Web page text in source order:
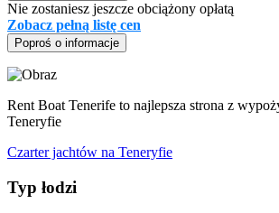
Nie zostaniesz jeszcze obciążony opłatą
Zobacz pełną listę cen
Poproś o informacje
Rent Boat Tenerife to najlepsza strona z
Teneryfie
Czarter jachtów na Teneryfie
Typ łodzi